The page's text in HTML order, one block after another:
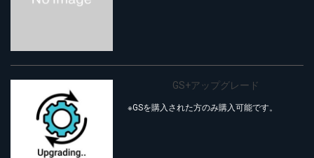
GS+アップグレード
※GSを購入された方のみ購入可能です。